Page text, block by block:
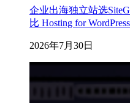
企业出海独立站选
比 Hosting for WordPress
2026年7月30日